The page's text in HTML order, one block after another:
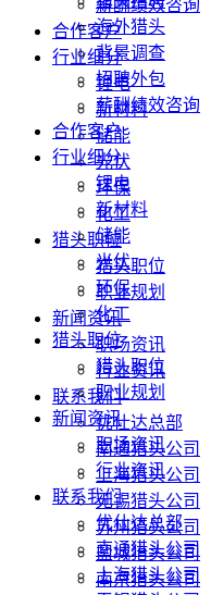
薪酬绩效咨询
合作客户
行业细分
锂电
新材料
储能
光伏
环保
化工
猎头职位
猎头职位
职业规划
新闻资讯
职场资讯
行业资讯
联系我们
优仕达总部
南通猎头公司
上海猎头公司
无锡猎头公司
苏州猎头公司
盐城猎头公司
南京猎头公司
海外猎头
背景调查
招聘外包
薪酬绩效咨询
合作客户
行业细分
锂电
新材料
储能
光伏
环保
化工
猎头职位
猎头职位
职业规划
新闻资讯
职场资讯
行业资讯
联系我们
优仕达总部
南通猎头公司
上海猎头公司